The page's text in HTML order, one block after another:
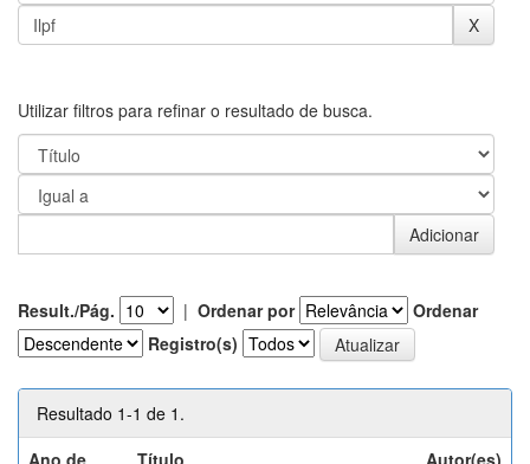
Utilizar filtros para refinar o resultado de busca.
Result./Pág. | Ordenar por
Ordenar
Registro(s)
Resultado 1-1 de 1.
Ano de
Título Autor(es)